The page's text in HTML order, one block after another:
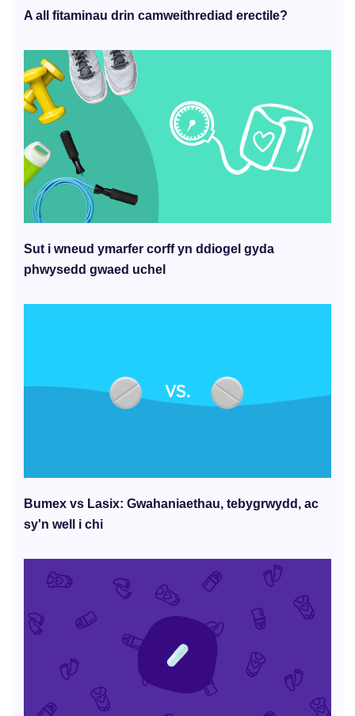
A all fitaminau drin camweithrediad erectile?
Sut i wneud ymarfer corff yn ddiogel gyda
phwysedd gwaed uchel
Bumex vs Lasix: Gwahaniaethau, tebygrwydd, ac
sy'n well i chi